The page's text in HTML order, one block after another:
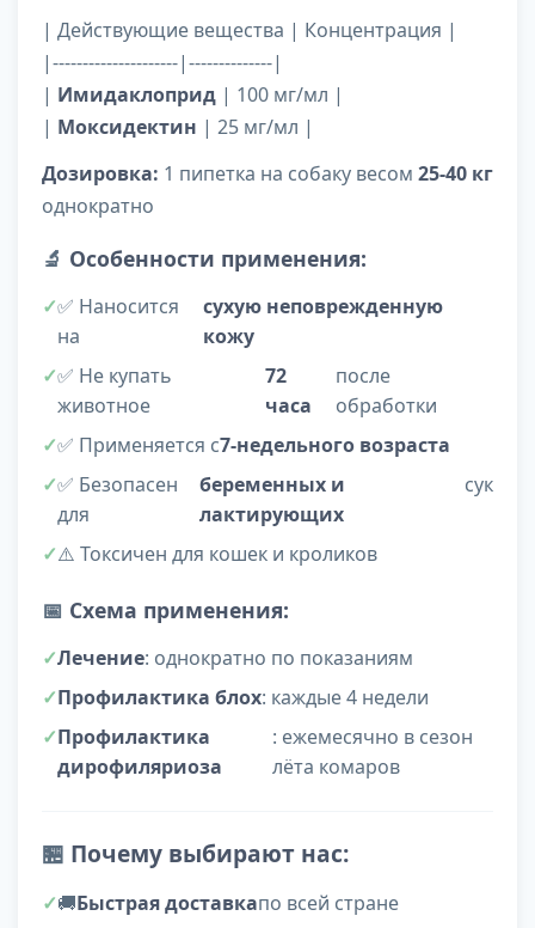
| Действующие вещества | Концентрация |
|---------------------|--------------|
| Имидаклоприд | 100 мг/мл |
| Моксидектин | 25 мг/мл |
Дозировка: 1 пипетка на собаку весом 25-40 кг
однократно
🔬 Особенности применения:
✅ Наносится
на
сухую неповрежденную
кожу
✅ Не купать
животное
72
часа
после
обработки
✅ Применяется с7-недельного возраста
✅ Безопасен
для
беременных и
лактирующих
сук
⚠️ Токсичен для кошек и кроликов
📅 Схема применения:
Лечение: однократно по показаниям
Профилактика блох: каждые 4 недели
Профилактика
дирофиляриоза
: ежемесячно в сезон
лёта комаров
🏪 Почему выбирают нас:
🚚Быстрая доставкапо всей стране